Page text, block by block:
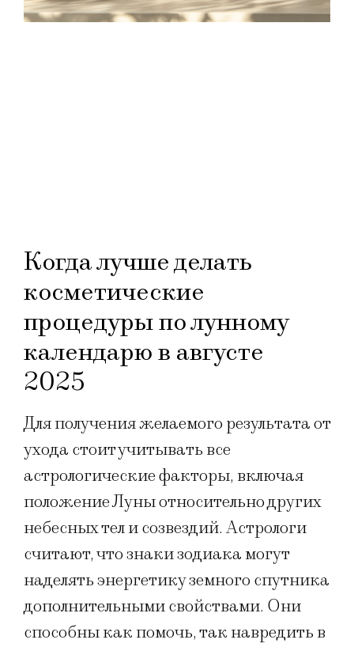
Когда лучше делать
косметические
процедуры по лунному
календарю в августе
2025
Для получения желаемого результата от
ухода стоит учитывать все
астрологические факторы, включая
положение Луны относительно других
небесных тел и созвездий. Астрологи
считают, что знаки зодиака могут
наделять энергетику земного спутника
дополнительными свойствами. Они
способны как помочь, так навредить в